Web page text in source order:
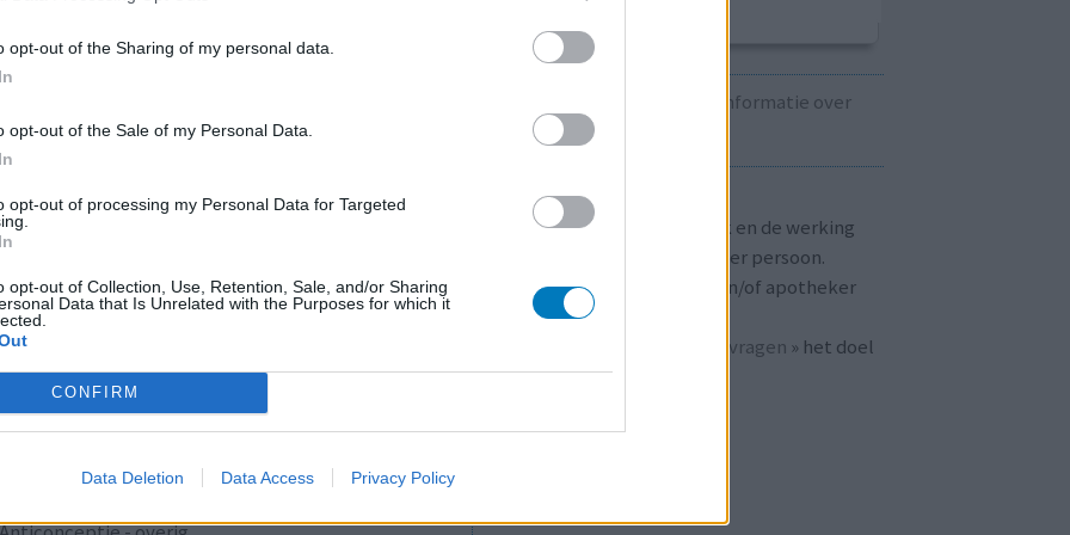
opt-out of the Sharing of my personal data.
opt-out of the Sale of my Personal Data.
opt-out of processing my Personal Data for Targeted
opt-out of Collection, Use, Retention, Sale, and/or Sharing
Data that Is Unrelated with the Purposes for which it
CONFIRM
Data Deletion Data Access Privacy Policy
Bloeddruk - betablokkers
Antibiotica - urineweginfectie
Depressie - antidepressiva TCA
Depressie - antidepressiva overig
Anticonceptie - eenfase
Psychose / schizofrenie - antipsychotica
Depressie - antidepressiva SSRI
Antibiotica - penicillines breedspectrum
Diabetes (suikerziekte) - orale middelen
Kijk hier voor informatie over
LET OP!
Ervaringen zijn persoonlijk en de werking
van medicijnen verschilt per persoon.
Raadpleeg altijd uw arts en/of apotheker
voor passend advies.
veelgestelde vragen » het doel
vanmijnmedicijn.nl